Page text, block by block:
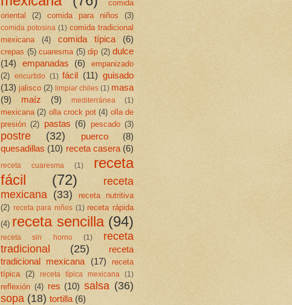
comida
oriental
(2) comida para niños (3)
comida potosina (1) comida tradicional
mexicana
(4) comida típica (6)
crepas (5) cuaresma (5) dip (2) dulce
(14)
empanadas (6)
empanizado
(2)
encurtido (1) fácil (11) guisado
(13) jalisco (2) limpiar chiles (1) masa
(9)
maíz (9) mediterránea (1)
mexicana (2) olla crock pot (4) olla de
presión (2) pastas (6) pescado (3)
postre (32) puerco
(8)
quesadillas (10) receta casera (6)
receta cuaresma (1)
receta
fácil
(72)
receta
mexicana (33)
receta nutritiva
(2) receta para niños (1) receta rápida
(4) receta sencilla (94)
receta sin horno (1)
receta
tradicional
(25)
receta
tradicional mexicana
(17)
receta
típica (2) receta típica mexicana (1)
reflexión (4) res (10) salsa (36)
sopa (18) tortilla (6)